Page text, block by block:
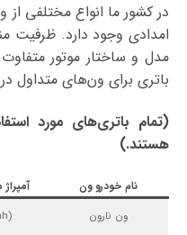
در کشور ما انواع مختلفی
امدادی وجود دارد. ظرفیت
مدل و ساختار موتور
باتری برای ون‌های متداول
هستند.)
نام خودرو ون
ون نارون
(ah) 66-74